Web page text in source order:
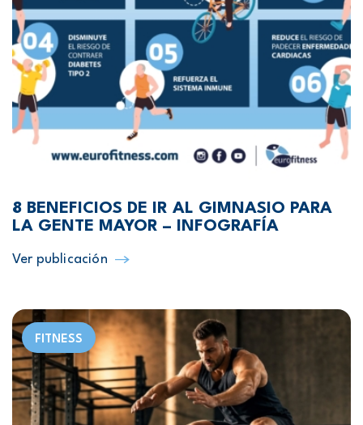
8 BENEFICIOS DE IR AL GIMNASIO PARA
LA GENTE MAYOR – INFOGRAFÍA
Ver publicación
FITNESS